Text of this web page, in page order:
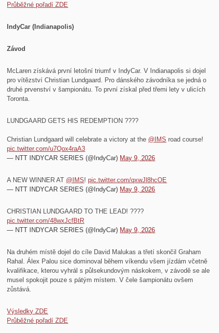
Průběžné pořadí ZDE
IndyCar (Indianapolis)
Závod
McLaren získává první letošní triumf v IndyCar. V Indianapolis si dojel
pro vítězství Christian Lundgaard. Pro dánského závodníka se jedná o
druhé prvenství v šampionátu. To první získal před třemi lety v ulicích
Toronta.
LUNDGAARD GETS HIS REDEMPTION ????
Christian Lundgaard will celebrate a victory at the @IMS road course!
pic.twitter.com/u7Qox4raA3
— NTT INDYCAR SERIES (@IndyCar) May 9, 2026
A NEW WINNER AT @IMS!pic.twitter.com/qxwJl8hcOE
— NTT INDYCAR SERIES (@IndyCar) May 9, 2026
CHRISTIAN LUNDGAARD TO THE LEAD! ????
pic.twitter.com/48wxJcfBtR
— NTT INDYCAR SERIES (@IndyCar) May 9, 2026
Na druhém místě dojel do cíle David Malukas a třetí skončil Graham
Rahal. Álex Palou sice dominoval během víkendu všem jízdám včetně
kvalifikace, kterou vyhrál s půlsekundovým náskokem, v závodě se ale
musel spokojit pouze s pátým místem. V čele šampionátu ovšem
zůstává.
Výsledky ZDE
Průběžné pořadí ZDE